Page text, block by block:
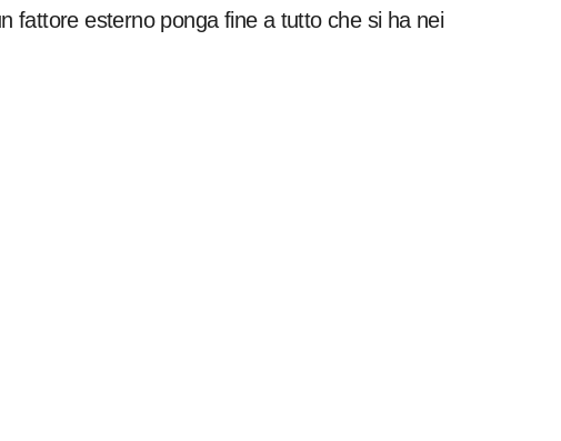
fattore esterno ponga fine a tutto che si ha nei